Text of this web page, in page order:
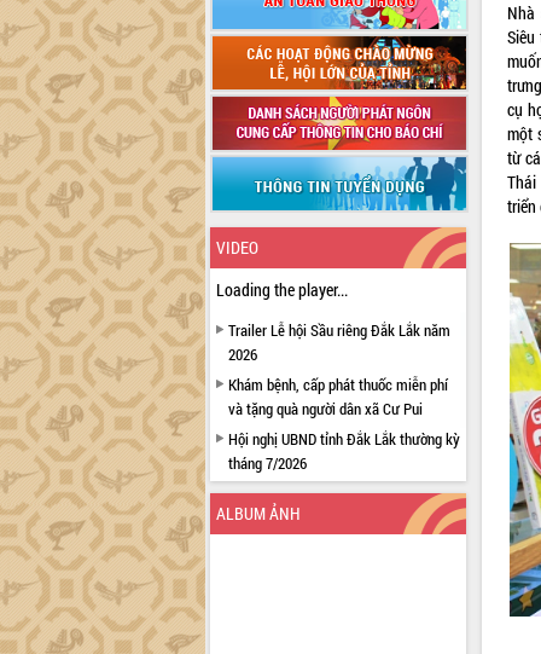
VIDEO
Loading the player...
Trailer Lễ hội Sầu riêng Đắk Lắk năm
2026
Khám bệnh, cấp phát thuốc miễn phí
và tặng quà người dân xã Cư Pui
Hội nghị UBND tỉnh Đắk Lắk thường kỳ
tháng 7/2026
Lễ truy tặng danh hiệu “Bà Mẹ Việt
Nam Anh hùng” và trao Huân chương
Lao động
ALBUM ẢNH
Nhà
Siêu
cụ
một
từ
Thái
triển